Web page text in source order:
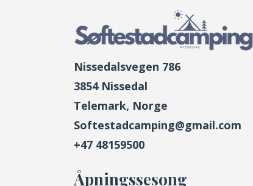
Nissedalsvegen 786
3854 Nissedal
Telemark, Norge
Softestadcamping@gmail.com
+47 48159500
Åpningssesong